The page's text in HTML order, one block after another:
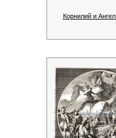
Корнилий и